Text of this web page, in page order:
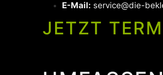
E-Mail: service@die-
JETZT